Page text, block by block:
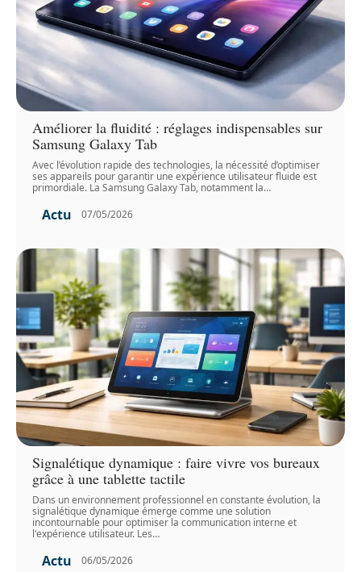
Améliorer la fluidité : réglages indispensables sur
Samsung Galaxy Tab
Avec l’évolution rapide des technologies, la nécessité d’optimiser
ses appareils pour garantir une expérience utilisateur fluide est
primordiale. La Samsung Galaxy Tab, notamment la…
Actu 07/05/2026
Signalétique dynamique : faire vivre vos bureaux
grâce à une tablette tactile
Dans un environnement professionnel en constante évolution, la
signalétique dynamique émerge comme une solution
incontournable pour optimiser la communication interne et
l'expérience utilisateur. Les…
Actu 06/05/2026